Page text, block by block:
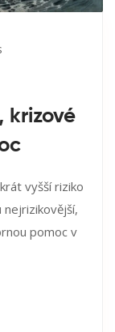
krizové
vyšší riziko
pomoc v